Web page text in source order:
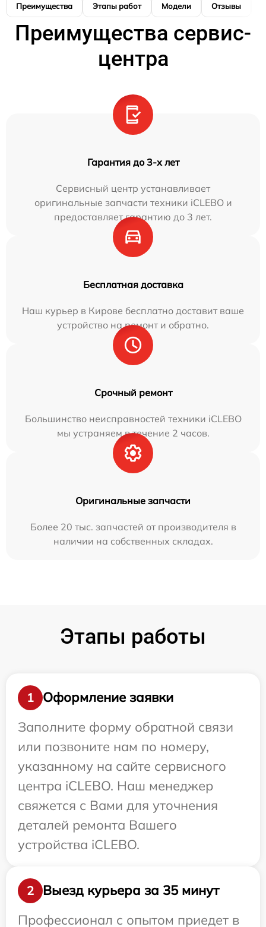
Преимущества Этапы работ Модели Отзывы
Преимущества сервис-
центра
Гарантия до 3-х лет
Сервисный центр устанавливает
оригинальные запчасти техники iCLEBO и
предоставляет гарантию до 3 лет.
Бесплатная доставка
Наш курьер в Кирове бесплатно доставит ваше
устройство на ремонт и обратно.
Срочный ремонт
Большинство неисправностей техники iCLEBO
мы устраняем в течение 2 часов.
Оригинальные запчасти
Более 20 тыс. запчастей от производителя в
наличии на собственных складах.
Этапы работы
1
Оформление заявки
Заполните форму обратной связи
или позвоните нам по номеру,
указанному на сайте сервисного
центра iCLEBO. Наш менеджер
свяжется с Вами для уточнения
деталей ремонта Вашего
устройства iCLEBO.
2
Выезд курьера за 35 минут
Профессионал с опытом приедет в